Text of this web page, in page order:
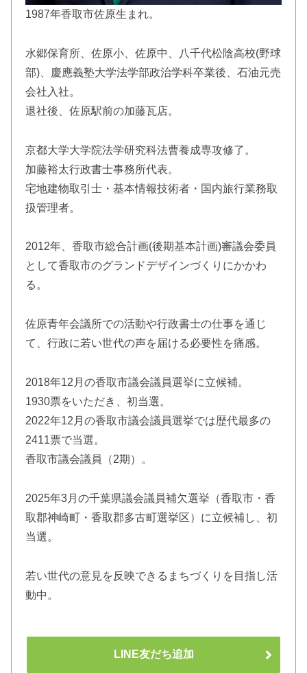
1987年香取市佐原生まれ。
水郷保育所、佐原小、佐原中、八千代松陰高校(野球
部)、慶應義塾大学法学部政治学科卒業後、石油元売
会社入社。
退社後、佐原駅前の加藤瓦店。
京都大学大学院法学研究科法曹養成専攻修了。
加藤裕太行政書士事務所代表。
宅地建物取引士・基本情報技術者・国内旅行業務取
扱管理者。
2012年、香取市総合計画(後期基本計画)審議会委員
として香取市のグランドデザインづくりにかかわ
る。
佐原青年会議所での活動や行政書士の仕事を通じ
て、行政に若い世代の声を届ける必要性を痛感。
2018年12月の香取市議会議員選挙に立候補。
1930票をいただき、初当選。
2022年12月の香取市議会議員選挙では歴代最多の
2411票で当選。
香取市議会議員（2期）。
2025年3月の千葉県議会議員補欠選挙（香取市・香
取郡神崎町・香取郡多古町選挙区）に立候補し、初
当選。
若い世代の意見を反映できるまちづくりを目指し活
動中。
LINE友だち追加